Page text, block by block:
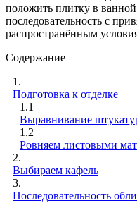
положить плитку в
последовательность с
распространённым
Содержание
1.
Подготовка к отделке
1.1
Выравнивание
1.2
Ровняем листовыми
2.
Выбираем кафель
3.
Последовательность